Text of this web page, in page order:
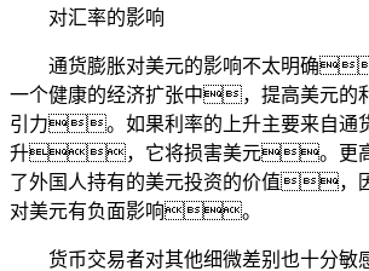
对汇率的影响
通货膨胀对美元的影响不太明确
一个健康的经济扩张中，提高美元的
引力。如果利率的上升主要来自通
升，它将损害美元。更高
了外国人持有的美元投资的价值，
对美元有负面影响。
货币交易者对其他细微差别也十分